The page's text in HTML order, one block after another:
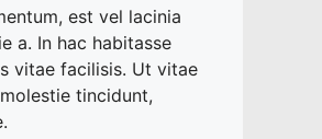
est vel lacinia
a. In hac habitasse
vitae facilisis. Ut vitae
tincidunt,